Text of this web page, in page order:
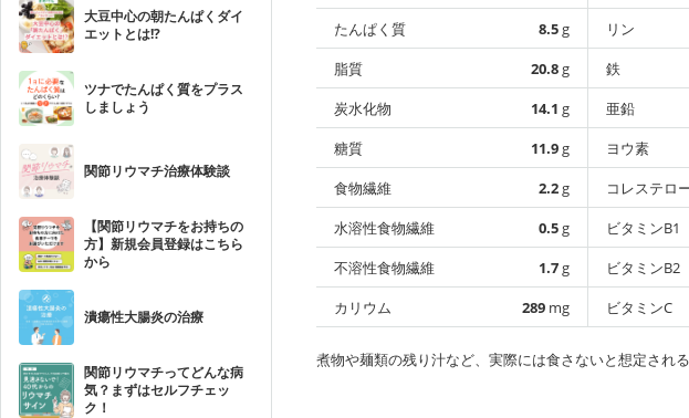
大豆中心の朝たんぱくダイ
エットとは!?
ツナでたんぱく質をプラス
しましょう
関節リウマチ治療体験談
【関節リウマチをお持ちの
方】新規会員登録はこちら
から
潰瘍性大腸炎の治療
関節リウマチってどんな病
気？まずはセルフチェッ
ク！
たんぱく質
8.5g
脂質
20.8g
炭水化物
14.1 g
糖質
11.9g
食物繊維
2.2g
水溶性食物繊維
0.5g
不溶性食物繊維
1.7g
カリウム
289 mg
リン
鉄
亜鉛
ヨウ素
コレステロ
ビタミンB1
ビタミンB2
ビタミンC
煮物や麺類の残り汁など、実際には食さないと想定され